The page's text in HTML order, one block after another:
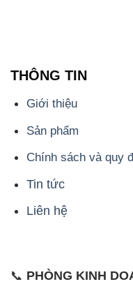
THÔNG TIN
Giới thiệu
Sản phẩm
Chính sách và quy
Tin tức
Liên hệ
📞 PHÒNG KINH